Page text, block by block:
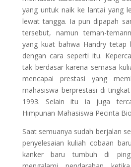
yang untuk naik ke lantai yang
lewat tangga. Ia pun dipapah
tersebut, namun teman-
yang kuat bahwa Handry tetap
dengan cara seperti itu.
tak berdasar karena semasa
mencapai prestasi yang
mahasiswa berprestasi di
1993. Selain itu ia juga
Himpunan Mahasiswa Pecinta
Saat semuanya sudah berjalan
penyelesaian kuliah cobaan
kanker baru tumbuh di